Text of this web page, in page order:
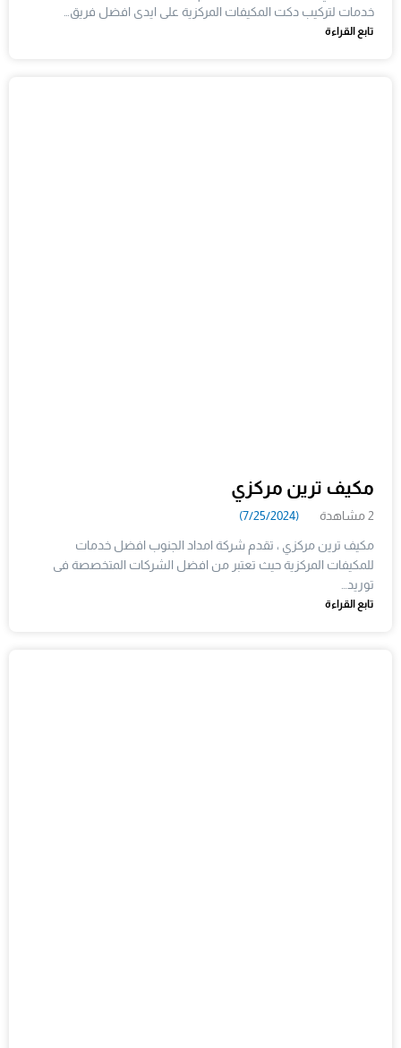
خدمات لتركيب دكت المكيفات المركزية على ايدى افضل فريق…
تابع القراءة
مكيف ترين مركزي
2 مشاهدة (7/25/2024)
مكيف ترين مركزي ، تقدم شركة امداد الجنوب افضل خدمات
للمكيفات المركزية حيث تعتبر من افضل الشركات المتخصصة فى
توريد…
تابع القراءة